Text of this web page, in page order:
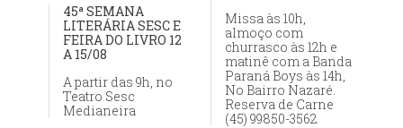
Missa às 10h,
almoço com
churrasco às 12h e
matinê com a Banda
Paraná Boys às 14h,
No Bairro Nazaré.
Reserva de Carne
(45) 99850-3562
45ª SEMANA
LITERÁRIA SESC E
FEIRA DO LIVRO 12
A 15/08
A partir das 9h, no
Teatro Sesc
Medianeira